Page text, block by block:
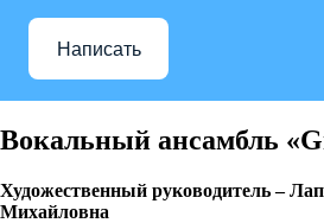
Написать
Вокальный ансамбль
Художественный руководитель –
Михайловна